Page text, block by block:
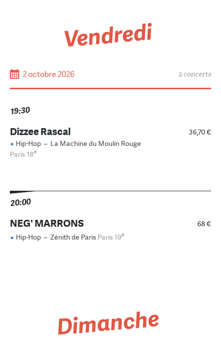
Vendredi
2 octobre 2026 2 concerts
19:30
36,70 €
Dizzee Rascal
Hip-Hop – La Machine du Moulin Rouge
Paris 18e
20:00
68 €
NEG' MARRONS
Hip-Hop – Zénith de Paris Paris 19e
Dimanche